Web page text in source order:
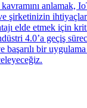
anlamak,
şirketinizin
elde etmek için
4.0’a geçiş
başarılı bir